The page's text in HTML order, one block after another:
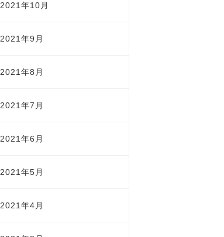
2021年10月
2021年9月
2021年8月
2021年7月
2021年6月
2021年5月
2021年4月